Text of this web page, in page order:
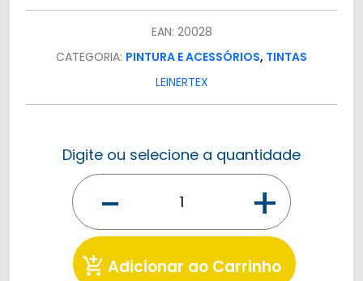
EAN: 20028
CATEGORIA: PINTURA E ACESSÓRIOS, TINTAS
LEINERTEX
Digite ou selecione a quantidade
- +
add_shopping_cart Adicionar ao Carrinho